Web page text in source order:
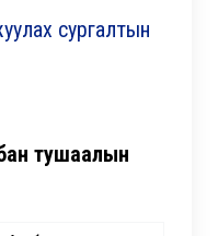
сургалтын
тушаалын